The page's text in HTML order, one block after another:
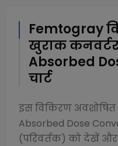
Femtogray
खुराक
Absorbed
चार्ट
इसविकिरण
Absorbed Dose
(परिवर्तक) को देखें